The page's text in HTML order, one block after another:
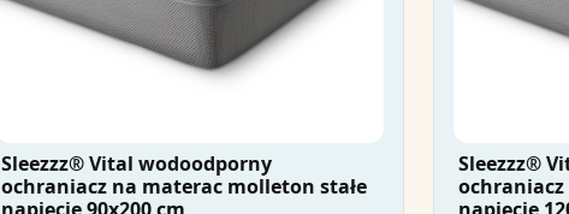
Sleezzz® Vital wodoodporny
ochraniacz na materac molleton stałe
Sleezzz®